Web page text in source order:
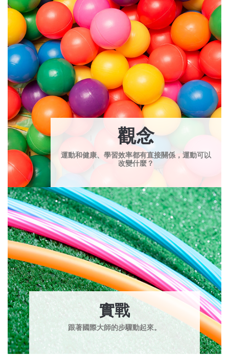
觀念
運動和健康、學習效率都有直接關係，運動可以
改變什麼？
實戰
跟著國際大師的步驟動起來。